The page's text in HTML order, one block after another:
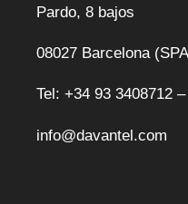
Pardo, 8 bajos
08027 Barcelona
Tel: +34 93 3408712
info@davantel.com